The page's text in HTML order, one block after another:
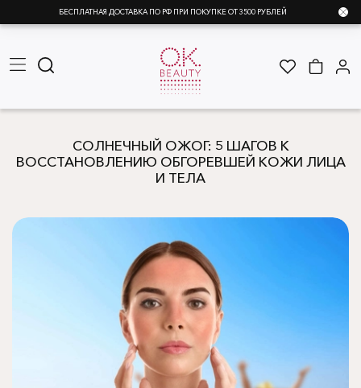
БЕСПЛАТНАЯ ДОСТАВКА ПО РФ ПРИ ПОКУПКЕ ОТ 3500 РУБЛЕЙ
СОЛНЕЧНЫЙ ОЖОГ: 5 ШАГОВ К
ВОССТАНОВЛЕНИЮ ОБГОРЕВШЕЙ КОЖИ ЛИЦА
И ТЕЛА